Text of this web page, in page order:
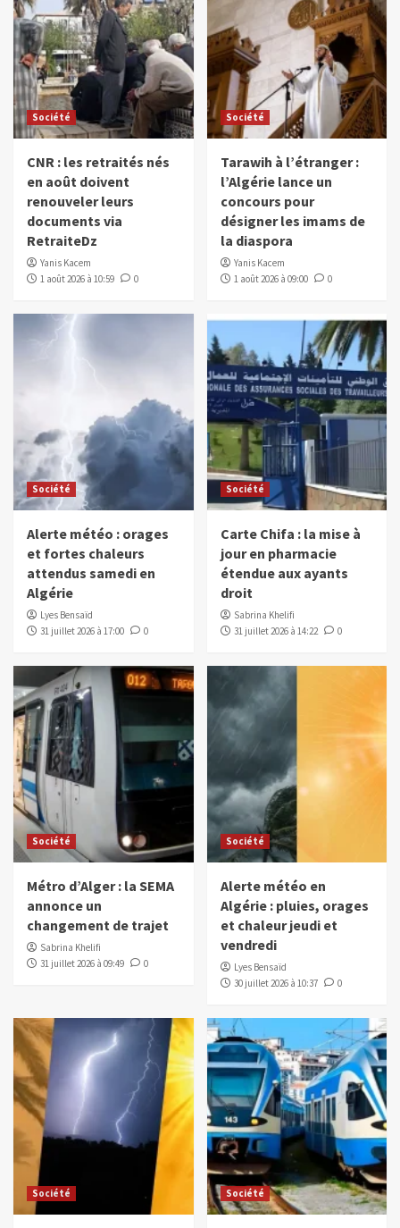
Société
CNR : les retraités nés
en août doivent
renouveler leurs
documents via
RetraiteDz
Yanis Kacem
1 août 2026 à 10:59
0
Société
Tarawih à l’étranger :
l’Algérie lance un
concours pour
désigner les imams de
la diaspora
Yanis Kacem
1 août 2026 à 09:00
0
Société
Alerte météo : orages
et fortes chaleurs
attendus samedi en
Algérie
Lyes Bensaïd
31 juillet 2026 à 17:00
0
Société
Carte Chifa : la mise à
jour en pharmacie
étendue aux ayants
droit
Sabrina Khelifi
31 juillet 2026 à 14:22
0
Société
Métro d’Alger : la SEMA
annonce un
changement de trajet
Sabrina Khelifi
31 juillet 2026 à 09:49
0
Société
Alerte météo en
Algérie : pluies, orages
et chaleur jeudi et
vendredi
Lyes Bensaïd
30 juillet 2026 à 10:37
0
Société Société